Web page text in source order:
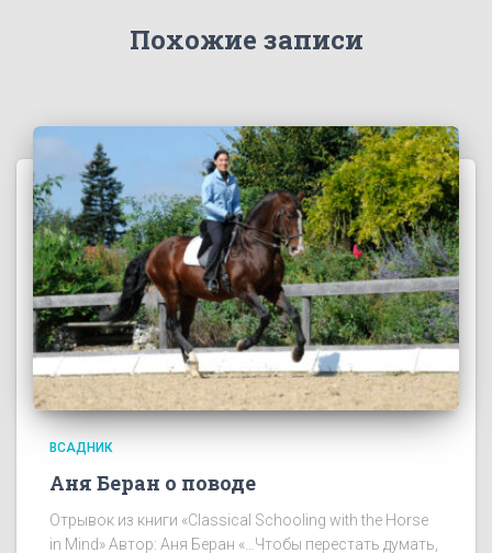
Похожие записи
ВСАДНИК
Аня Беран о поводе
Отрывок из книги «Classical Schooling with the Horse
in Mind» Автор: Аня Беран «…Чтобы перестать думать,